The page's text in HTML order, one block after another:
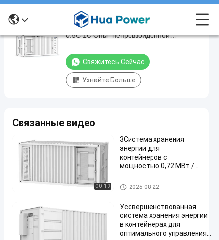
Hua
Power
6000
0.5С
Опыт
непревзойденной
энергоэффективности
контейнерной
системой
хранения
Hua Power 6000 циклов 1100 кВтч 1МВтч
0.5С 1С Опыт непревзойденной
системой хранения энергии
Свяжитесь Сейчас
Узнайте Больше
Связанные видео
00:13
3Система хранения
энергии для
контейнеров с
мощностью 0,72 МВт / ч,
жидкостью для крупных
проектов
Контейнер для хранения эне
ргии
2025-08-22
Усовершенствованная
система хранения энергии
в контейнерах для
оптимального управления